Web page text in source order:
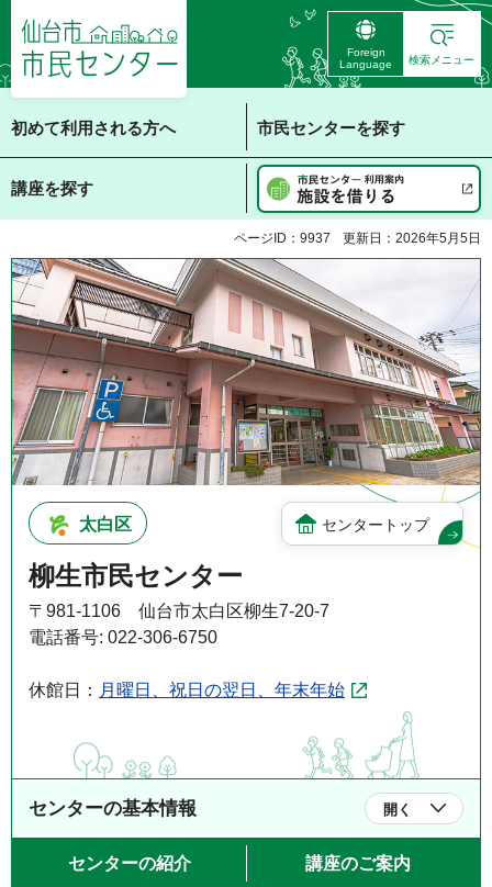
仙台市 市民センタ
ー
Foreign
Language
検索メニュー
初めて利用される方へ 市民センターを探す
講座を探す
ページID：9937 更新日：2026年5月5日
太白区 センタートップ
柳生市民センター
〒981-1106 仙台市太白区柳生7-20-7
電話番号: 022-306-6750
休館日： 月曜日、祝日の翌日、年末年始
センターの基本情報 開く
センターの紹介 講座のご案内